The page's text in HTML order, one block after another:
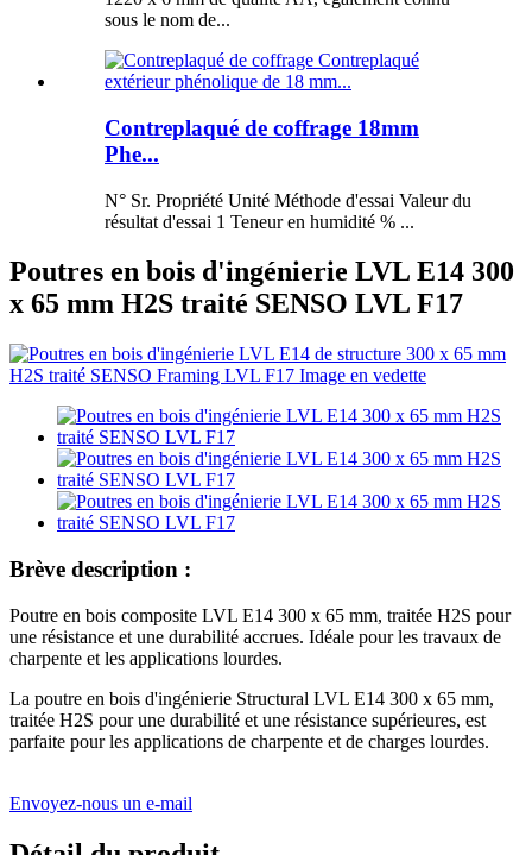
sous le nom de...
Contreplaqué de coffrage 18mm
Phe...
N° Sr. Propriété Unité Méthode d'essai Valeur du
résultat d'essai 1 Teneur en humidité % ...
Poutres en bois d'ingénierie LVL E14 300
x 65 mm H2S traité SENSO LVL F17
Brève description :
Poutre en bois composite LVL E14 300 x 65 mm, traitée H2S pour
une résistance et une durabilité accrues. Idéale pour les travaux de
charpente et les applications lourdes.
La poutre en bois d'ingénierie Structural LVL E14 300 x 65 mm,
traitée H2S pour une durabilité et une résistance supérieures, est
parfaite pour les applications de charpente et de charges lourdes.
Envoyez-nous un e-mail